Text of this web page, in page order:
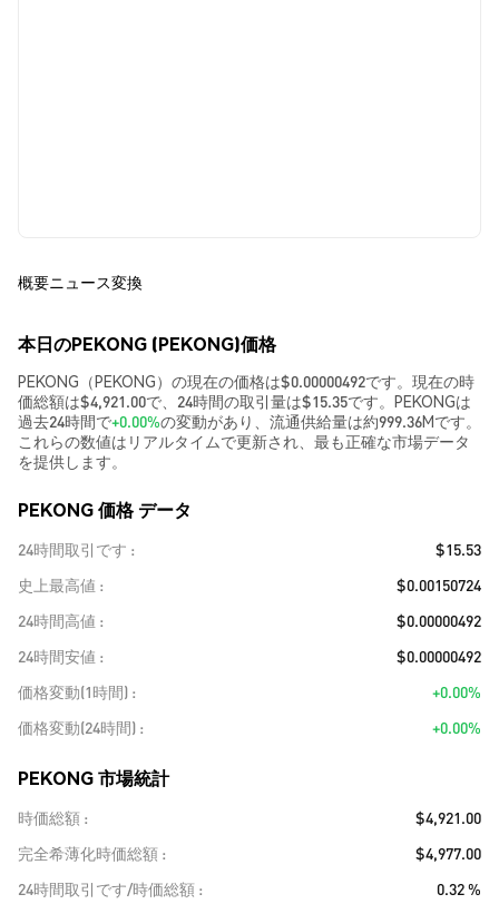
概要ニュース変換
本日のPEKONG (PEKONG)価格
PEKONG（PEKONG）の現在の価格は$0.00000492です。現在の時
価総額は$4,921.00で、24時間の取引量は$15.35です。PEKONGは
過去24時間で+0.00%の変動があり、流通供給量は約999.36Mです。
これらの数値はリアルタイムで更新され、最も正確な市場データ
を提供します。
PEKONG 価格 データ
24時間取引です
$15.53
史上最高値
$0.00150724
24時間高値
$0.00000492
24時間安値
$0.00000492
価格変動(1時間)
+0.00%
価格変動(24時間)
+0.00%
PEKONG 市場統計
時価総額
$4,921.00
完全希薄化時価総額
$4,977.00
24時間取引です/時価総額
0.32 %